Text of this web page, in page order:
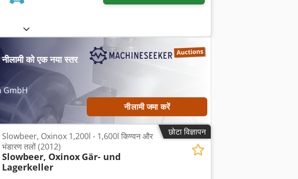
को एक नया स्तर
GmbH
नीलामी जमा करें
छोटा विज्ञापन
Slowbeer, Oxinox 1,200l - 1,600l किण्वन और
भंडारण तलों (2012)
Slowbeer, Oxinox Gär- und
Lagerkeller